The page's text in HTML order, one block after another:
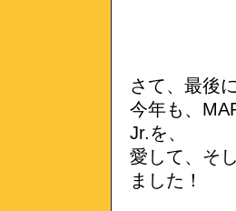
さて、最後
今年も、
Jr.を、
愛して、そ
ました！